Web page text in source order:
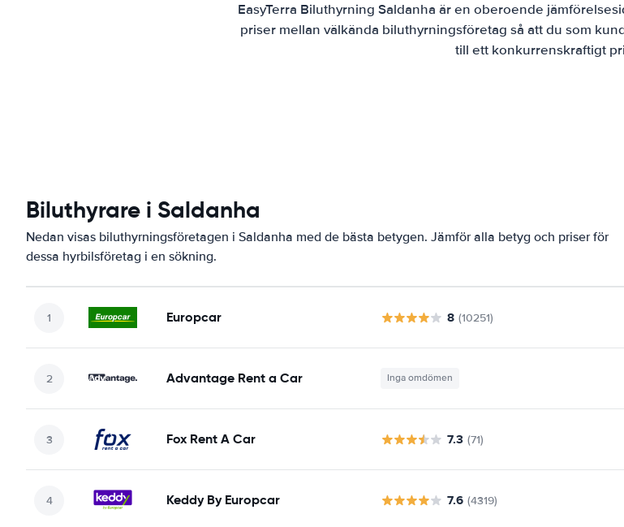
EasyTerra Biluthyrning Saldanha är en oberoende
priser mellan välkända biluthyrningsföretag så att du som
till ett konkurrenskraftigt
Biluthyrare i Saldanha
Nedan visas biluthyrningsföretagen i Saldanha med de bästa betygen. Jämför alla betyg och priser för
dessa hyrbilsföretag i en sökning.
Europcar 8 (10251)
Advantage Rent a Car Inga omdömen
Fox Rent A Car 7.3 (71)
Keddy By Europcar 7.6 (4319)